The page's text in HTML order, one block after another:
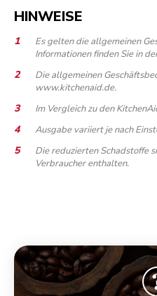
HINWEISE
Es gelten die allgemeinen
Informationen finden Sie in
Die allgemeinen
www.kitchenaid.de.
Im Vergleich zu den
Ausgabe variiert je nach
Die reduzierten Schadstoffe
Verbraucher enthalten.